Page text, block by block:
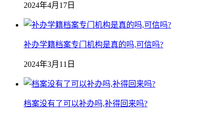
2024年4月17日
补办学籍档案专门机构是真的吗,可信吗?
2024年3月11日
档案没有了可以补办吗,补得回来吗?